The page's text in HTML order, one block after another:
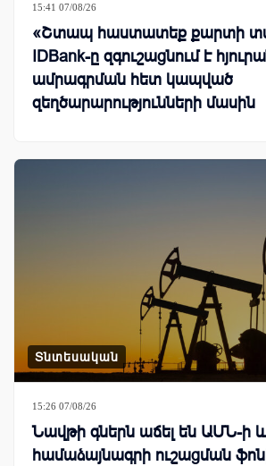
15:41 07/08/26
«Շտապ հաստատեք քարտի
IDBank-ը զգուշացնում է
ամրագրման հետ կապված
զեղծարարությունների մասին
Տնտեսական
15:26 07/08/26
Նավթի գներն աճել են ԱՄՆ-ի
համաձայնագրի ուշացման